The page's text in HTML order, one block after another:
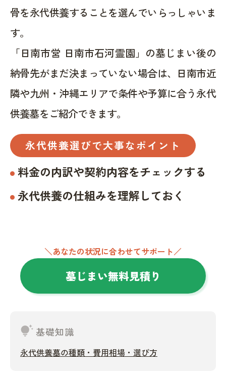
骨を永代供養することを選んでいらっしゃいま
す。
「日南市営 日南市石河霊園」の墓じまい後の
納骨先がまだ決まっていない場合は、日南市近
隣や九州・沖縄エリアで条件や予算に合う永代
供養墓をご紹介できます。
永代供養選びで大事なポイント
料金の内訳や契約内容をチェックする
永代供養の仕組みを理解しておく
＼あなたの状況に合わせてサポート／
墓じまい無料見積り
tips_and_updates基礎知識
永代供養墓の種類・費用相場・選び方